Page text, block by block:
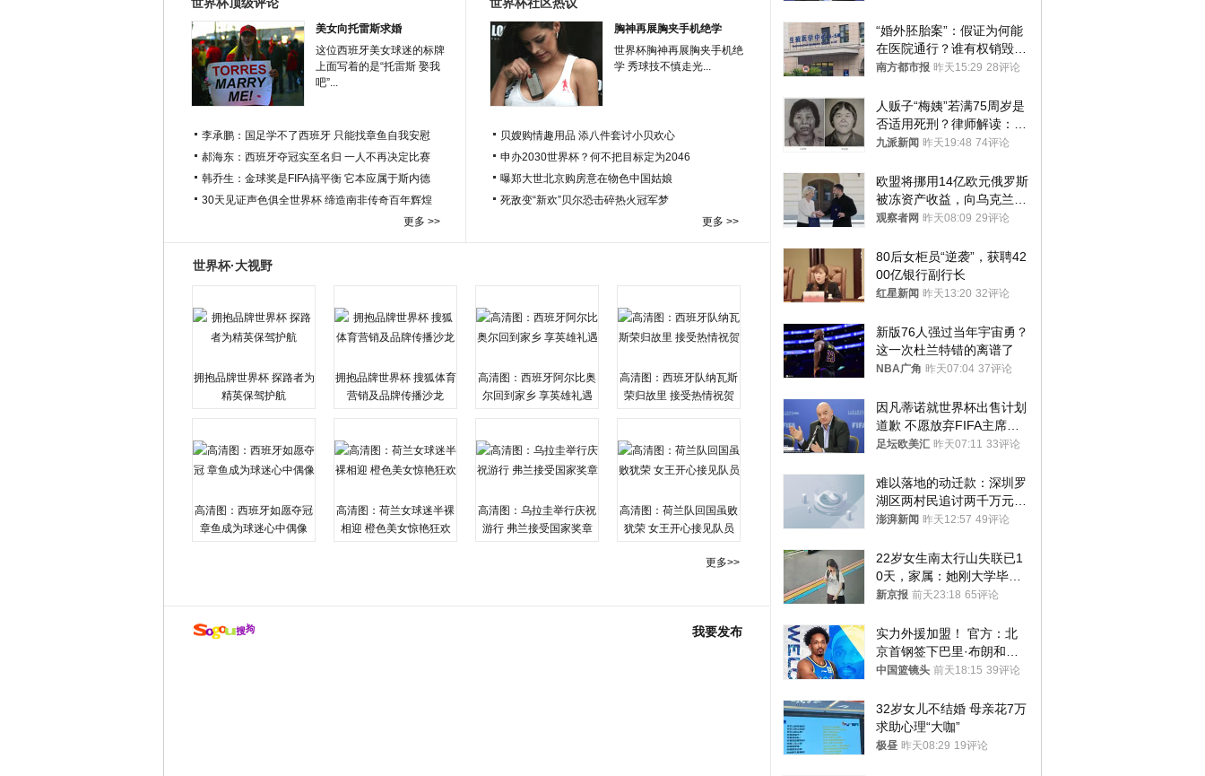
美女向托雷斯求婚
这位西班牙美女球迷的标牌
上面写着的是“托雷斯 娶我
吧”...
李承鹏：国足学不了西班牙 只能找章鱼自我安慰
郝海东：西班牙夺冠实至名归 一人不再决定比赛
韩乔生：金球奖是FIFA搞平衡 它本应属于斯内德
30天见证声色俱全世界杯 缔造南非传奇百年辉煌
更多 >>
胸神再展胸夹手机绝学
世界杯胸神再展胸夹手机绝
学 秀球技不慎走光...
贝嫂购情趣用品 添八件套讨小贝欢心
申办2030世界杯？何不把目标定为2046
曝郑大世北京购房意在物色中国姑娘
死敌变“新欢”贝尔恐击碎热火冠军梦
更多 >>
世界杯·大视野
拥抱品牌世界杯 探路者为
精英保驾护航
拥抱品牌世界杯 搜狐体育
营销及品牌传播沙龙
高清图：西班牙阿尔比奥
尔回到家乡 享英雄礼遇
高清图：西班牙队纳瓦斯
荣归故里 接受热情祝贺
高清图：西班牙如愿夺冠
章鱼成为球迷心中偶像
高清图：荷兰女球迷半裸
相迎 橙色美女惊艳狂欢
高清图：乌拉圭举行庆祝
游行 弗兰接受国家奖章
高清图：荷兰队回国虽败
犹荣 女王开心接见队员
更多>>
我要发布
“婚外胚胎案”：假证为何能
在医院通行？谁有权销毁胚
胎？
南方都市报 昨天15:29 28评论
人贩子“梅姨”若满75周岁是
否适用死刑？律师解读：很
大概率不会被判处死刑
九派新闻 昨天19:48 74评论
欧盟将挪用14亿欧元俄罗斯
被冻资产收益，向乌克兰提
供援助
观察者网 昨天08:09 29评论
80后女柜员“逆袭”，获聘42
00亿银行副行长
红星新闻 昨天13:20 32评论
新版76人强过当年宇宙勇？
这一次杜兰特错的离谱了
NBA广角 昨天07:04 37评论
因凡蒂诺就世界杯出售计划
道歉 不愿放弃FIFA主席职
位
足坛欧美汇 昨天07:11 33评论
难以落地的动迁款：深圳罗
湖区两村民追讨两千万元动
迁款八年未果
澎湃新闻 昨天12:57 49评论
22岁女生南太行山失联已1
0天，家属：她刚大学毕业
想到山里旅行
新京报 前天23:18 65评论
实力外援加盟！ 官方：北
京首钢签下巴里·布朗和桑
普森
中国篮镜头 前天18:15 39评论
32岁女儿不结婚 母亲花7万
求助心理“大咖”
极昼 昨天08:29 19评论